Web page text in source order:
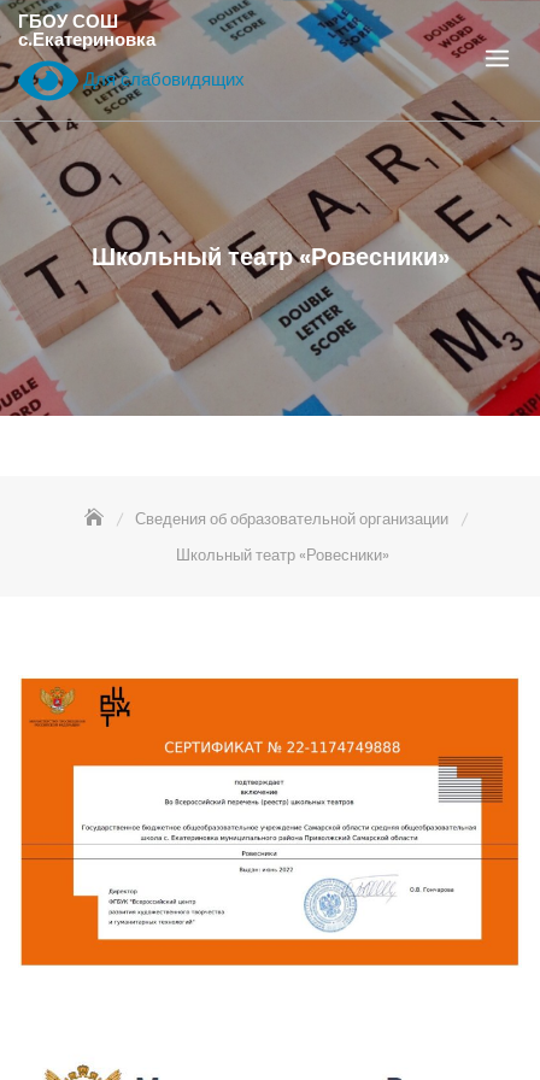
Перейти
к
содержанию
ГБОУ СОШ
с.Екатериновка
Для слабовидящих
Школьный театр «Ровесники»
Сведения об образовательной организации
Школьный театр «Ровесники»